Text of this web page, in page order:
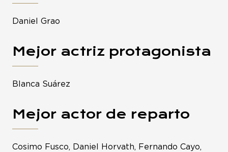
Daniel Grao
Mejor actriz protagonista
Blanca Suárez
Mejor actor de reparto
Cosimo Fusco, Daniel Horvath, Fernando Cayo,